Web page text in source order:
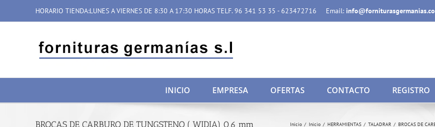
contenido
HORARIO TIENDA:LUNES A VIERNES DE 8:30 A 17:30 HORAS TELF. 96 341 53 35 - 623472716 Email:
INICIO EMPRESA OFERTAS CONTACTO REGISTRO
BROCAS DE CARBURO DE TUNGSTENO ( WIDIA) 0,6 mm Inicio / Inicio / HERRAMIENTAS / TALADRAR / BROCAS DE